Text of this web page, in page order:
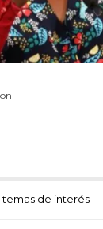
temas de interés